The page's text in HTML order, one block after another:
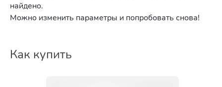
найдено.
Можно изменить параметры и попробовать снова!
Как купить